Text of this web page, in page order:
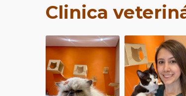
Clinica